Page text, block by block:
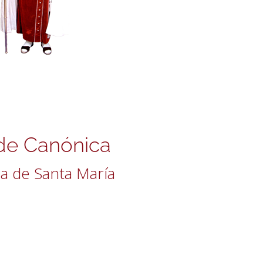
Canónica
de Santa María
Cristo Rey, 3